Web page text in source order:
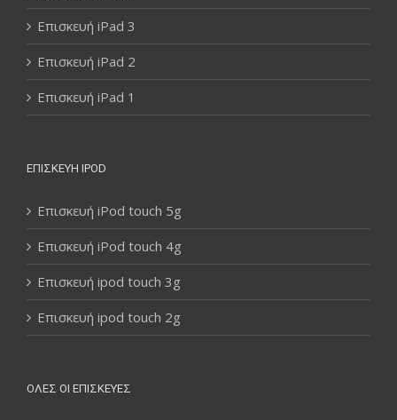
Επισκευή iPad 3
Επισκευή iPad 2
Επισκευή iPad 1
ΕΠΙΣΚΕΥΉ IPOD
Επισκευή iPod touch 5g
Επισκευή iPod touch 4g
Επισκευή ipod touch 3g
Επισκευή ipod touch 2g
ΌΛΕΣ ΟΙ ΕΠΙΣΚΕΥΈΣ